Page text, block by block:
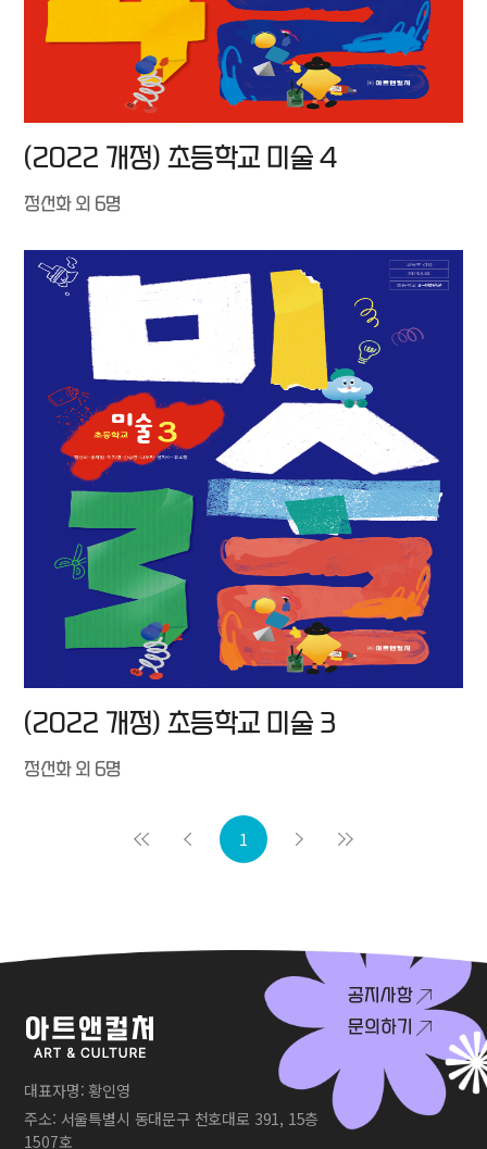
(2022 개정) 초등학교 미술 4
정선화 외 6명
(2022 개정) 초등학교 미술 3
정선화 외 6명
1
대표자명: 황인영
주소: 서울특별시 동대문구 천호대로 391, 15층
1507호
공지사항
문의하기